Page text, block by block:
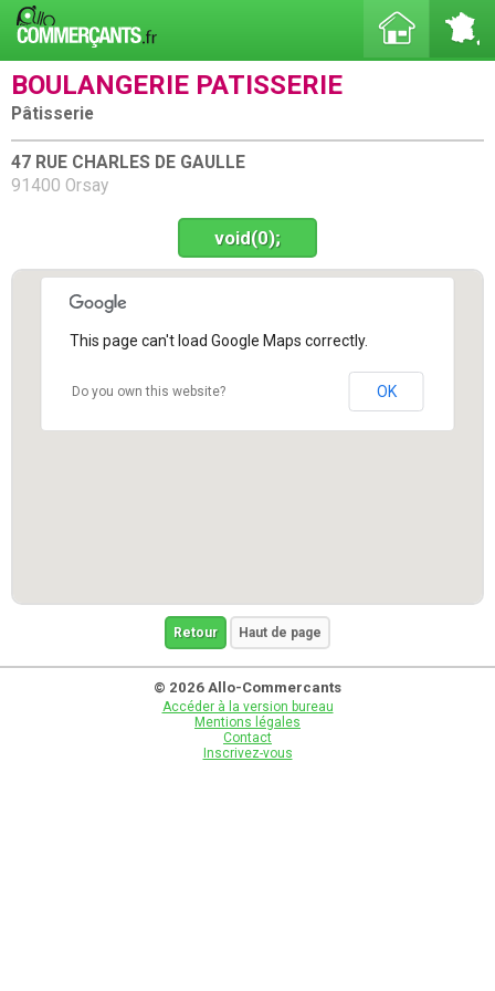
BOULANGERIE PATISSERIE
Pâtisserie
47 RUE CHARLES DE GAULLE
91400 Orsay
void(0);
This page can't load Google Maps correctly.
Do you own this website? OK
Retour Haut de page
© 2026 Allo-Commercants
Accéder à la version bureau
Mentions légales
Contact
Inscrivez-vous